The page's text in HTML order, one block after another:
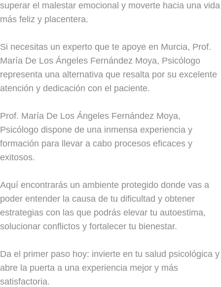
superar el malestar emocional y moverte hacia una vida
más feliz y placentera.
Si necesitas un experto que te apoye en Murcia, Prof.
María De Los Ángeles Fernández Moya, Psicólogo
representa una alternativa que resalta por su excelente
atención y dedicación con el paciente.
Prof. María De Los Ángeles Fernández Moya,
Psicólogo dispone de una inmensa experiencia y
formación para llevar a cabo procesos eficaces y
exitosos.
Aquí encontrarás un ambiente protegido donde vas a
poder entender la causa de tu dificultad y obtener
estrategias con las que podrás elevar tu autoestima,
solucionar conflictos y fortalecer tu bienestar.
Da el primer paso hoy: invierte en tu salud psicológica y
abre la puerta a una experiencia mejor y más
satisfactoria.